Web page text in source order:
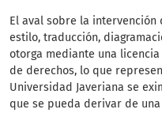
El aval sobre la
estilo, traducción,
otorga mediante una
de derechos, lo que
Universidad Javeriana se
que se pueda derivar de